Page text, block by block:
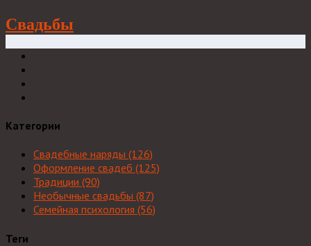
Свадьбы
Категории
Свадебные наряды (126)
Оформление свадеб (125)
Традиции (90)
Необычные свадьбы (87)
Семейная психология (56)
Теги